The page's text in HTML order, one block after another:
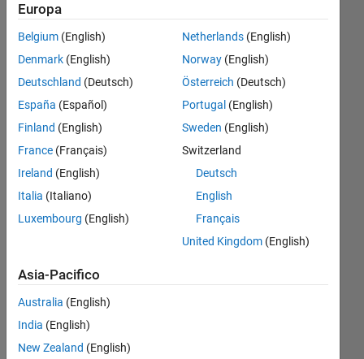
the network
license
manager
and the
matlab web
app
server?)
MINWOO
JI
1
Risposta
Aggiornato
8 Giu 2023
Europa
Belgium (English)
Denmark (English)
Deutschland (Deutsch)
España (Español)
Finland (English)
France (Français)
Ireland (English)
Italia (Italiano)
Luxembourg (English)
Netherlands(English)
Norway(English)
Österreich (Deutsch)
Portugal (English)
Sweden (English)
Switzerland
Deutsch
English
Français
United Kingdom(English)
Asia-Pacifico
Australia (English)
India (English)
New Zealand (English)